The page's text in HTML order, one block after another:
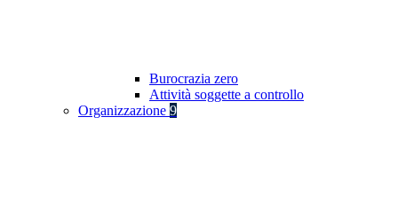
Burocrazia zero
Attività soggette a controllo
Organizzazione 9